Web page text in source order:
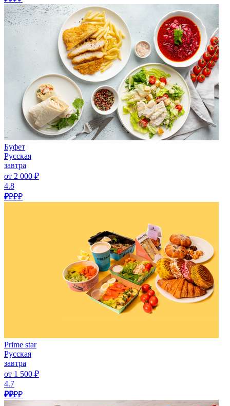
Буфет
Русская
завтра
от 2 000 ₽
4.8
₽₽₽₽
Prime star
Русская
завтра
от 1 500 ₽
4.7
₽₽₽₽